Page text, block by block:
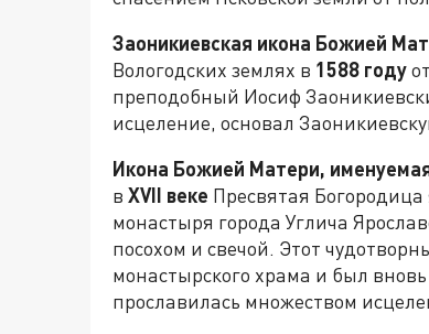
Заоникиевская икона Божией
Вологодских землях в 1588 году
преподобный Иосиф
исцеление, основал
Икона Божией Матери,
в XVII веке Пресвятая Богородица
монастыря города Углича
посохом и свечой. Этот
монастырского храма и был
прославилась множеством